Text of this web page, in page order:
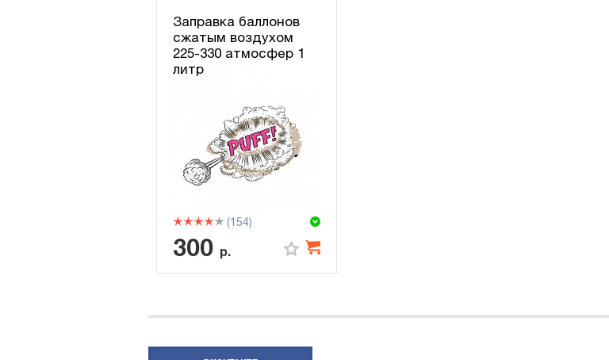
Заправка баллонов
сжатым воздухом
225-330 атмосфер 1
литр
(154)
300 р.